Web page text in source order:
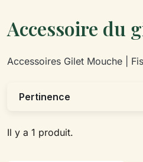
Accessoire du
Accessoires Gilet Mouche |
Il y a 1 produit.
Pertinence